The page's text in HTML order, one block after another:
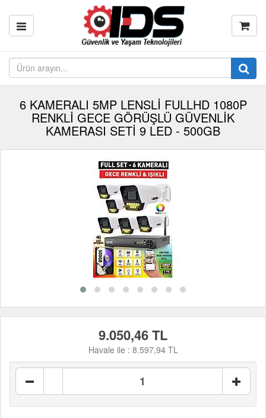
6 KAMERALI 5MP LENSLİ FULLHD 1080P
RENKLİ GECE GÖRÜŞLÜ GÜVENLİK
KAMERASI SETİ 9 LED - 500GB
9.050,46 TL
Havale ile : 8.597,94 TL